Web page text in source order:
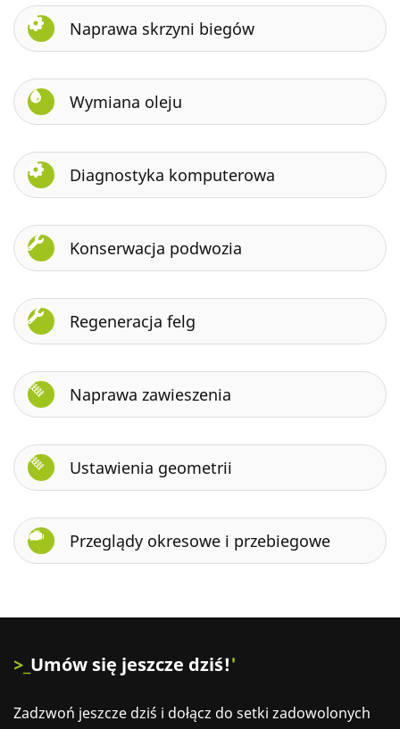
Naprawa skrzyni biegów
Wymiana oleju
Diagnostyka komputerowa
Konserwacja podwozia
Regeneracja felg
Naprawa zawieszenia
Ustawienia geometrii
Przeglądy okresowe i przebiegowe
Umów się jeszcze dziś!
Zadzwoń jeszcze dziś i dołącz do setki zadowolonych